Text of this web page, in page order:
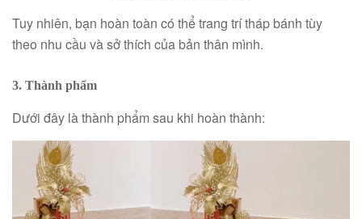
Tuy nhiên, bạn hoàn toàn có thể trang trí tháp bánh tùy
theo nhu cầu và sở thích của bản thân mình.
3. Thành phẩm
Dưới đây là thành phẩm sau khi hoàn thành: